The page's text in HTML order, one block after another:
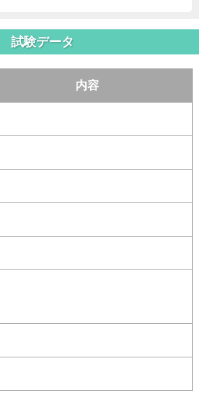
試験データ
内容